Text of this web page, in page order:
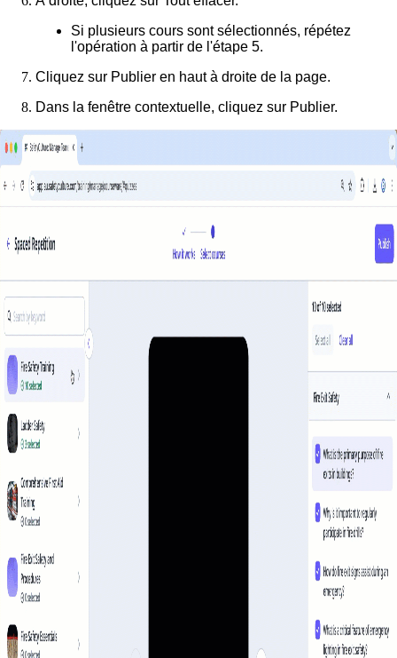
Si plusieurs cours sont sélectionnés, répétez
l'opération à partir de l'étape 5.
Cliquez sur Publier en haut à droite de la page.
Dans la fenêtre contextuelle, cliquez sur Publier.